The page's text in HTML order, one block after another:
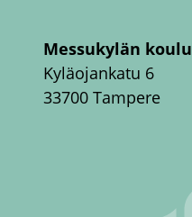
Messukylän koulu
Kyläojankatu 6
33700 Tampere